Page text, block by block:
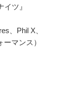
ツ』
、Phil X、
マンス）